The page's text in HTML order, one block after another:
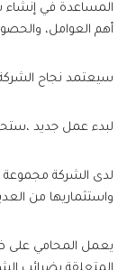
المساعدة في إنشاء
أهم العوامل،
سيعتمد نجاح
لبدء عمل جديد
لدى الشركة مجموعة
واستثماريها من
يعمل المحامي على